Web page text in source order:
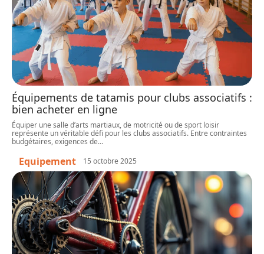
Équipements de tatamis pour clubs associatifs :
bien acheter en ligne
Équiper une salle d’arts martiaux, de motricité ou de sport loisir
représente un véritable défi pour les clubs associatifs. Entre contraintes
budgétaires, exigences de…
Equipement 15 octobre 2025